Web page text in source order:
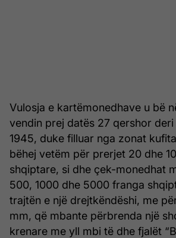
Vulosja e kartëmonedhave u bë
vendin prej datës 27 qershor
1945, duke filluar nga zonat
bëhej vetëm për prerjet 20 dhe
shqiptare, si dhe çek-monedhat
500, 1000 dhe 5000 franga
trajtën e një drejtkëndëshi, me
mm, që mbante përbrenda një
krenare me yll mbi të dhe fjalët